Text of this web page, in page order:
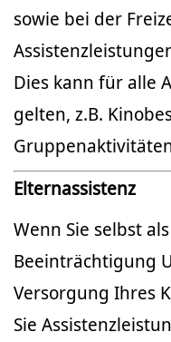
sowie bei der
Dies kann für alle
gelten, z.B.
Elternassistenz
Wenn Sie selbst
Beeinträchtigung
Versorgung Ihres
Sie